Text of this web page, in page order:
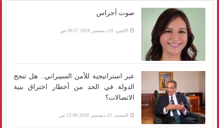
صوت أجراس
الإثنين، 24 ديسمبر 2018 09:27 ص
عبر استراتيجية للأمن السيبراني.. هل تنجح
الدولة في الحد من أخطار اختراق بنية
الاتصالات؟
السبت، 22 ديسمبر 2018 12:00 ص